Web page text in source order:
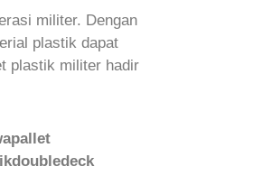
militer. Dengan
plastik dapat
plastik militer hadir